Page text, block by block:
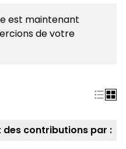
est maintenant
de votre
des contributions par :